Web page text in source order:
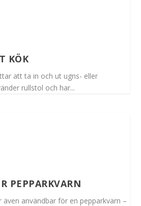
KÖK
att ta in och ut ugns- eller
rullstol och har...
PEPPARKVARN
även användbar för en pepparkvarn –